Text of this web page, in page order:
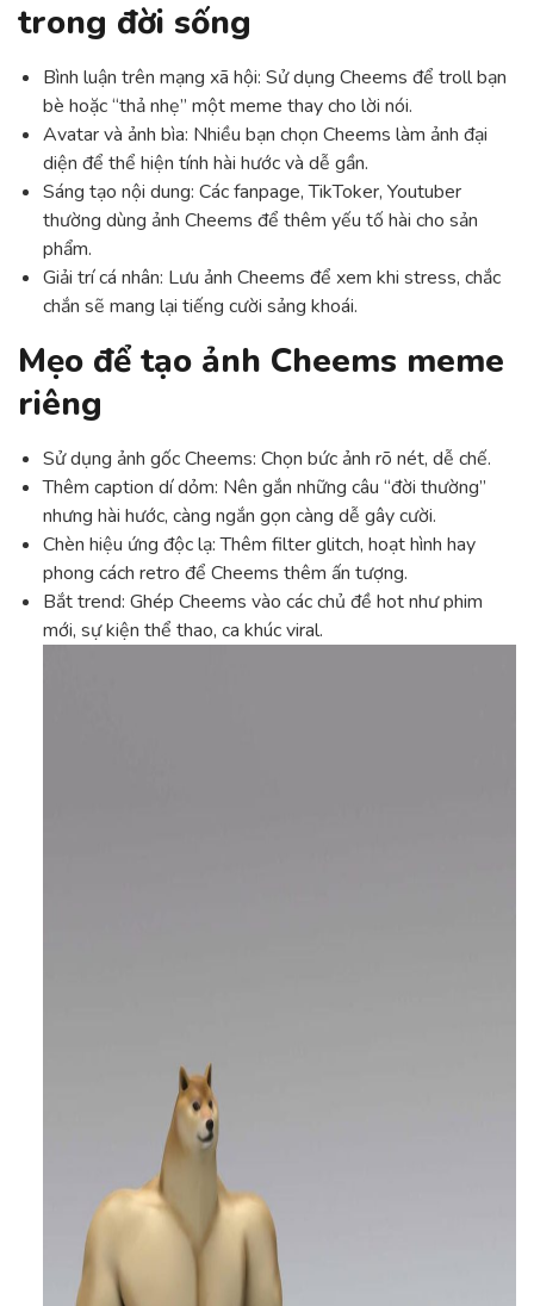
trong đời sống
Bình luận trên mạng xã hội: Sử dụng Cheems để troll bạn
bè hoặc “thả nhẹ” một meme thay cho lời nói.
Avatar và ảnh bìa: Nhiều bạn chọn Cheems làm ảnh đại
diện để thể hiện tính hài hước và dễ gần.
Sáng tạo nội dung: Các fanpage, TikToker, Youtuber
thường dùng ảnh Cheems để thêm yếu tố hài cho sản
phẩm.
Giải trí cá nhân: Lưu ảnh Cheems để xem khi stress, chắc
chắn sẽ mang lại tiếng cười sảng khoái.
Mẹo để tạo ảnh Cheems meme
riêng
Sử dụng ảnh gốc Cheems: Chọn bức ảnh rõ nét, dễ chế.
Thêm caption dí dỏm: Nên gắn những câu “đời thường”
nhưng hài hước, càng ngắn gọn càng dễ gây cười.
Chèn hiệu ứng độc lạ: Thêm filter glitch, hoạt hình hay
phong cách retro để Cheems thêm ấn tượng.
Bắt trend: Ghép Cheems vào các chủ đề hot như phim
mới, sự kiện thể thao, ca khúc viral.